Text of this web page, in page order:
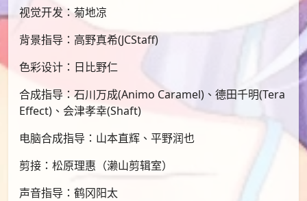
视觉开发：菊地凉
背景指导：高野真希(JCStaff)
色彩设计：日比野仁
合成指导：石川万成(Animo Caramel)、德田千明(Tera
Effect)、会津孝幸(Shaft)
电脑合成指导：山本直辉、平野润也
剪接：松原理惠（濑山剪辑室）
声音指导：鹤冈阳太